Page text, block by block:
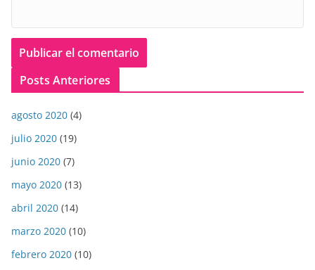
Posts Anteriores
agosto 2020 (4)
julio 2020 (19)
junio 2020 (7)
mayo 2020 (13)
abril 2020 (14)
marzo 2020 (10)
febrero 2020 (10)